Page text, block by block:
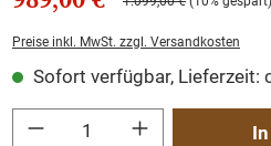
Preise inkl. MwSt. zzgl. Versandkosten
Sofort verfügbar, Lieferzeit:
Produkt Anzahl: Gib den gewünschten